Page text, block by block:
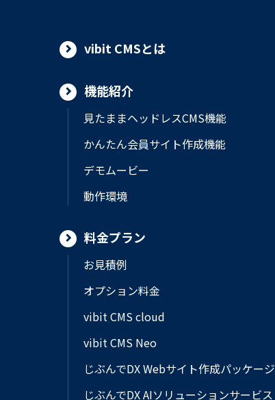
vibit CMSとは
機能紹介
見たままヘッドレスCMS機能
かんたん会員サイト作成機能
デモムービー
動作環境
料金プラン
お見積例
オプション料金
vibit CMS cloud
vibit CMS Neo
じぶんでDX Webサイト作成パッケージ
じぶんでDX AIソリューションサービス